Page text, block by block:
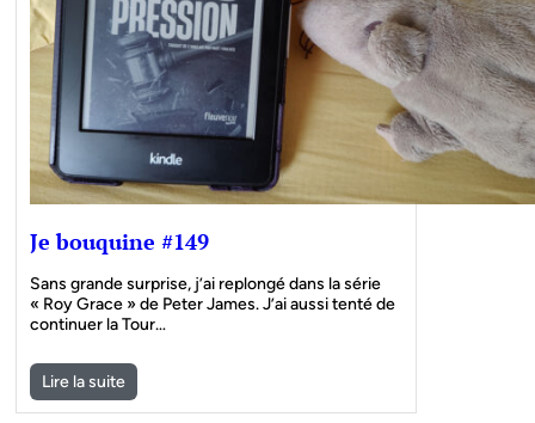
Je bouquine #149
Sans grande surprise, j’ai replongé dans la série
« Roy Grace » de Peter James. J’ai aussi tenté de
continuer la Tour…
Lire la suite